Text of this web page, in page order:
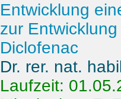
Entwicklung
zur
Diclofenac
Dr. rer. nat.
Laufzeit: